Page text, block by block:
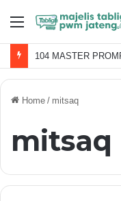
Menu
104 MASTER
Home / mitsaq
mitsaq